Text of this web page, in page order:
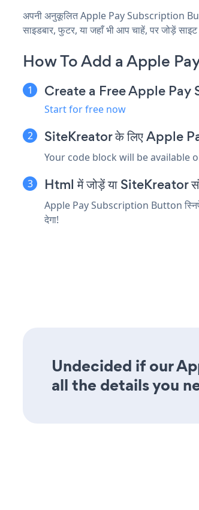
अपनी अनुकूलित Apple Pay Subscription
साइडबार, फुटर, या जहाँ भी आप चाहें, पर जोड़ें
How To Add a Apple
Create a Free Apple
Start for free now
SiteKreator के लिए Apple
Your code block will be available
Html में जोड़ें या SiteKreator
Apple Pay Subscription Button
देगा!
Undecided if our
all the details you